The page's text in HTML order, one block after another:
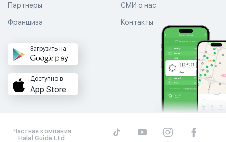
СМИ о нас
Контакты
Партнеры
Франшиза
Загрузить на
Доступно в
App Store
Частная компания
Halal Guide Ltd.